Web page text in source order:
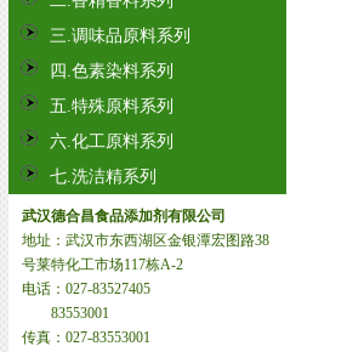
三.调味品原料系列
四.色素染料系列
五.特殊原料系列
六.化工原料系列
七.洗洁精系列
武汉德合昌食品添加剂有限公司
地址：武汉市东西湖区金银潭宏图路38
号莱特化工市场117栋A-2
电话：027-83527405
83553001
传真：027-83553001